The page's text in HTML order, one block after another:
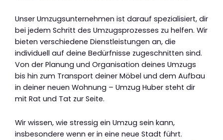
Unser Umzugsunternehmen ist darauf spezialisiert, dir
bei jedem Schritt des Umzugsprozesses zu helfen. Wir
bieten verschiedene Dienstleistungen an, die
individuell auf deine Bedürfnisse zugeschnitten sind.
Von der Planung und Organisation deines Umzugs
bis hin zum Transport deiner Möbel und dem Aufbau
in deiner neuen Wohnung – Umzug Huber steht dir
mit Rat und Tat zur Seite.
Wir wissen, wie stressig ein Umzug sein kann,
insbesondere wenn er in eine neue Stadt führt.